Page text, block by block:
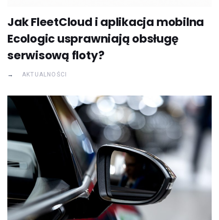
Jak FleetCloud i aplikacja mobilna
Ecologic usprawniają obsługę
serwisową floty?
AKTUALNOŚCI